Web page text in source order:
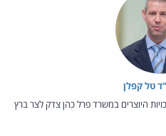
טל קפלן
היוצרים במשרד פרל כהן צדק לצר ברץ